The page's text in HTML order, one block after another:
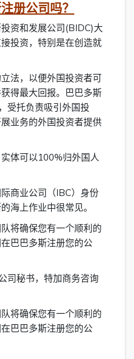
册公司吗？
资和发展公司(BIDC)大
投资，特别是在创造就
法，以便外国投资者可
得最大回报。巴巴多斯
受托负责吸引外国投
业务的外国投资者提供
体可以100%归外国人
商业公司（IBC）身份
海上作业中很常见。
将确保您有一个顺利的
巴巴多斯注册您的公
司秘书，特加商务咨询
将确保您有一个顺利的
巴巴多斯注册您的公